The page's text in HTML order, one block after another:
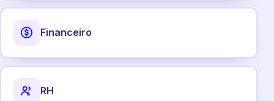
Financeiro
RH